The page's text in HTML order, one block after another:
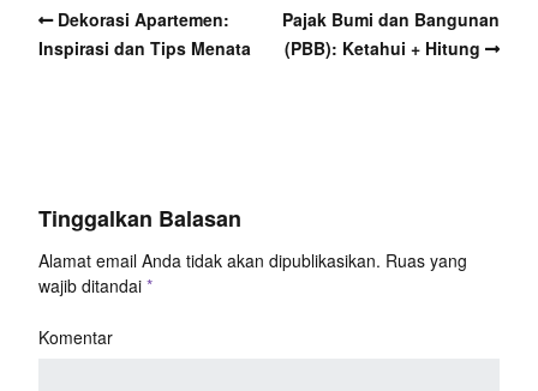
Dekorasi Apartemen:
Inspirasi dan Tips Menata
Pajak Bumi dan Bangunan
(PBB): Ketahui + Hitung
Tinggalkan Balasan
Alamat email Anda tidak akan dipublikasikan. Ruas yang
wajib ditandai *
Komentar